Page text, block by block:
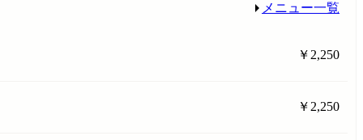
メニュー一覧
￥2,250
￥2,250